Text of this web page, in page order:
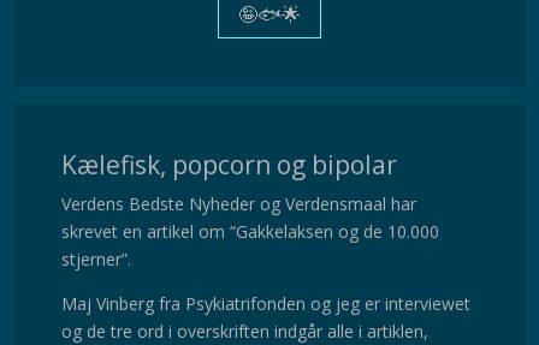
🤪🐟🌟
Kælefisk, popcorn og bipolar
Verdens Bedste Nyheder og Verdensmaal har
skrevet en artikel om “Gakkelaksen og de 10.000
stjerner”.
Maj Vinberg fra Psykiatrifonden og jeg er interviewet
og de tre ord i overskriften indgår alle i artiklen,